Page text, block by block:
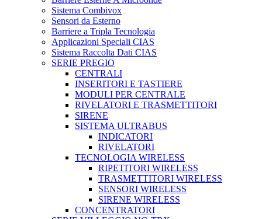
Sistema Combivox
Sensori da Esterno
Barriere a Tripla Tecnologia
Applicazioni Speciali CIAS
Sistema Raccolta Dati CIAS
SERIE PREGIO
CENTRALI
INSERITORI E TASTIERE
MODULI PER CENTRALE
RIVELATORI E TRASMETTITORI
SIRENE
SISTEMA ULTRABUS
INDICATORI
RIVELATORI
TECNOLOGIA WIRELESS
RIPETITORI WIRELESS
TRASMETTITORI WIRELESS
SENSORI WIRELESS
SIRENE WIRELESS
CONCENTRATORI